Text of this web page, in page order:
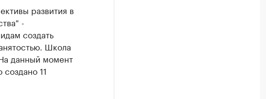
развития в
-
создать
Школа
данный момент
11